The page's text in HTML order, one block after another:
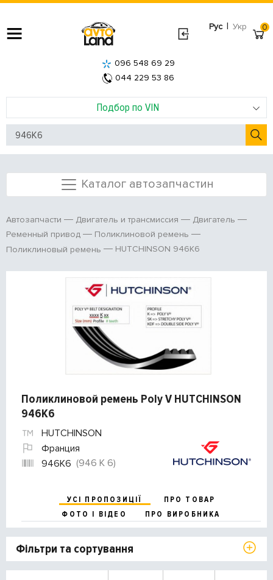
Рус | Укр
Подбор по VIN
096 548 69 29
044 229 53 86
0
Каталог автозапчастин
Автозапчасти Двигатель и трансмиссия
Двигатель
Ременный привод
Поликлиновой ремень
Поликлиновый ремень
HUTCHINSON 946K6
Поликлиновой ремень Poly V HUTCHINSON
946K6
HUTCHINSON
Франция
946K6 (946 K 6)
УСІ ПРОПОЗИЦІЇ
ПРО ТОВАР
ФОТО І ВІДЕО
ПРО ВИРОБНИКА
Фільтри та сортування